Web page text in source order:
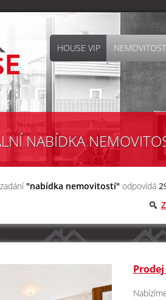
HOUSE VIP
NABÍDKA
"nabídka nemovitostí" odpovídá